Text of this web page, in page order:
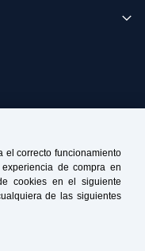
el correcto funcionamiento
de compra en
cookies en el siguiente
de las siguientes